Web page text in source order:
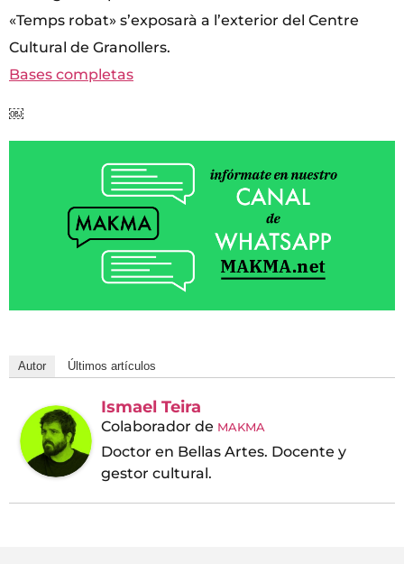
«Temps robat» s’exposarà a l’exterior del Centre
Cultural de Granollers.
Bases completas
￼
Autor Últimos artículos
Ismael Teira
Colaborador de MAKMA
Doctor en Bellas Artes. Docente y
gestor cultural.